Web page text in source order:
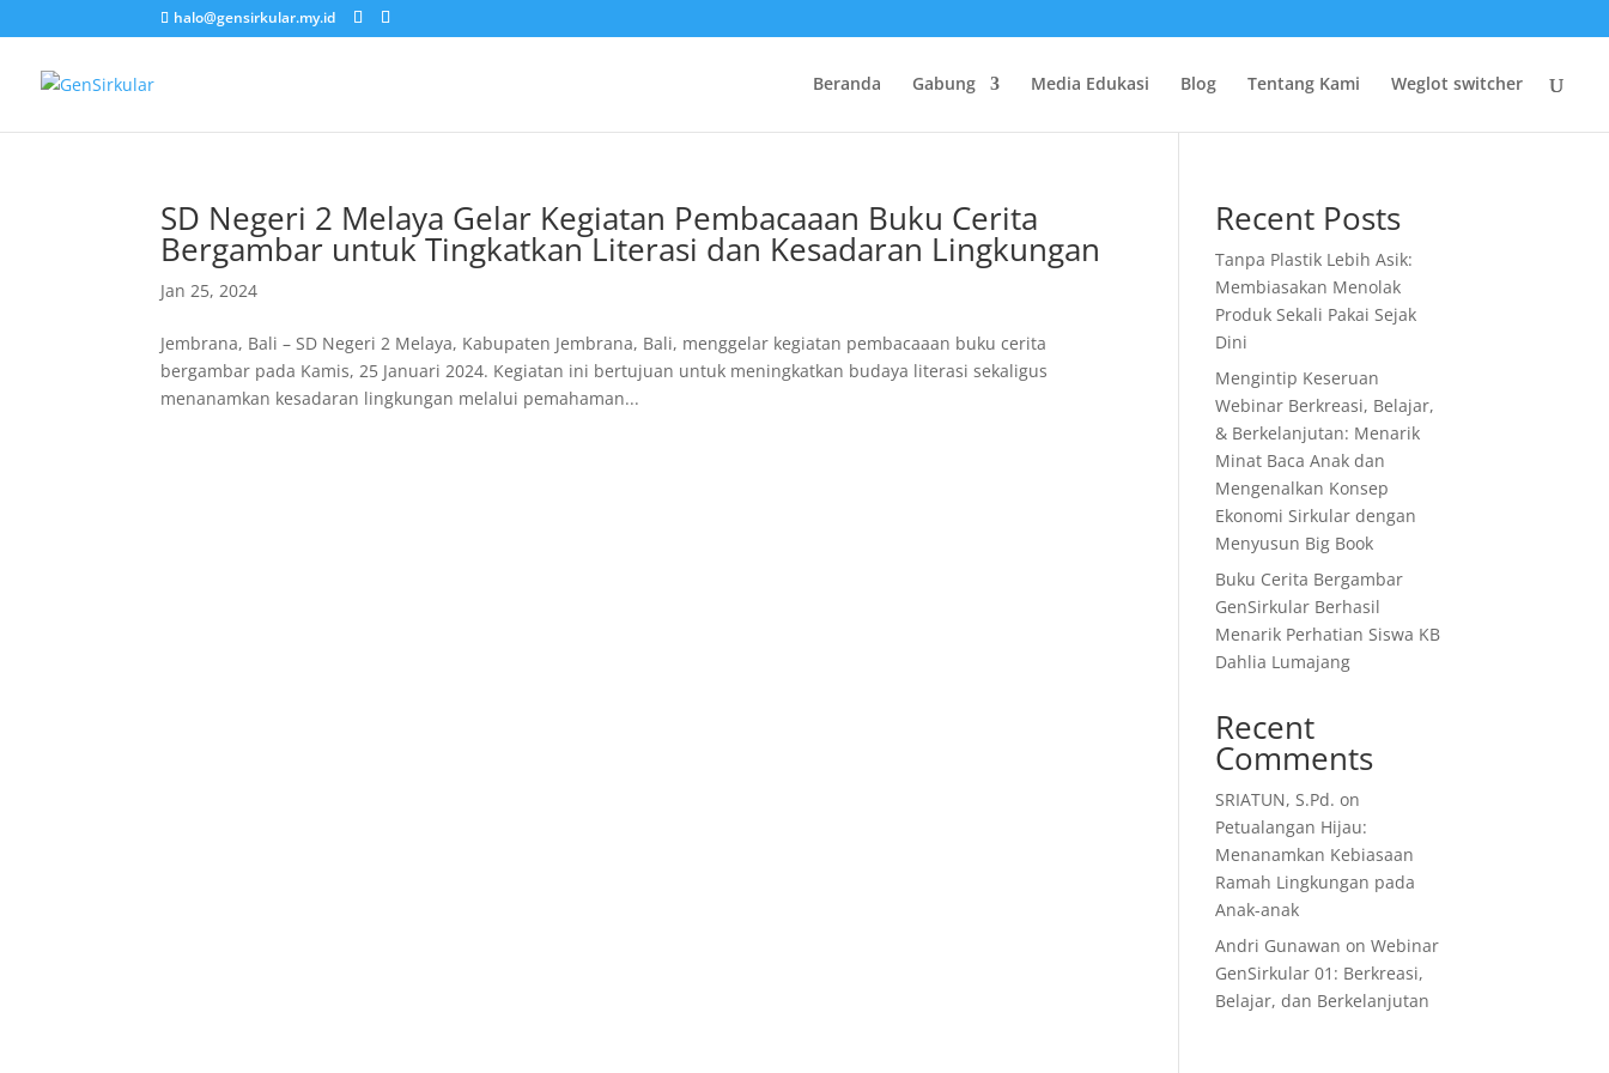
halo@gensirkular.my.id
Beranda Gabung Media Edukasi Blog Tentang Kami Weglot switcher
SD Negeri 2 Melaya Gelar Kegiatan Pembacaaan Buku Cerita
Bergambar untuk Tingkatkan Literasi dan Kesadaran Lingkungan
Jan 25, 2024
Jembrana, Bali – SD Negeri 2 Melaya, Kabupaten Jembrana, Bali, menggelar kegiatan pembacaaan buku cerita
bergambar pada Kamis, 25 Januari 2024. Kegiatan ini bertujuan untuk meningkatkan budaya literasi sekaligus
menanamkan kesadaran lingkungan melalui pemahaman...
Recent Posts
Tanpa Plastik Lebih Asik:
Membiasakan Menolak
Produk Sekali Pakai Sejak
Dini
Mengintip Keseruan
Webinar Berkreasi, Belajar,
& Berkelanjutan: Menarik
Minat Baca Anak dan
Mengenalkan Konsep
Ekonomi Sirkular dengan
Menyusun Big Book
Buku Cerita Bergambar
GenSirkular Berhasil
Menarik Perhatian Siswa KB
Dahlia Lumajang
Recent
Comments
SRIATUN, S.Pd. on
Petualangan Hijau:
Menanamkan Kebiasaan
Ramah Lingkungan pada
Anak-anak
Andri Gunawan onWebinar
GenSirkular 01: Berkreasi,
Belajar, dan Berkelanjutan